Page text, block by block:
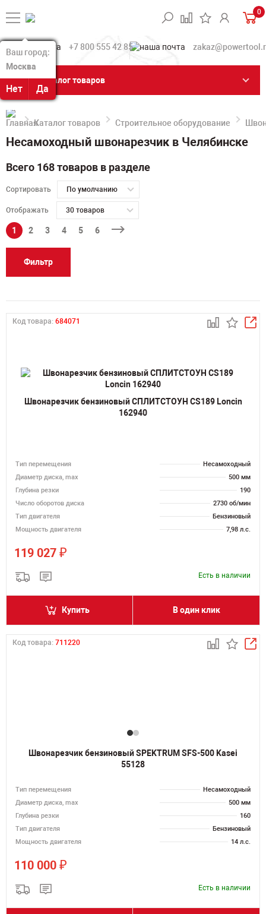
Ваш город:
Москва
Нет Да
Ваш город:
Москва
Нет Да
0
+7 800 555 42 85
Каталог товаров
Каталог товаров Строительное оборудование
Несамоходный швонарезчик в Челябинске
Всего 168 товаров в разделе
Сортировать По умолчанию
Отображать 30 товаров
1 2 3 4 5 6
Фильтр
Код товара: 684071
Швонарезчик бензиновый СПЛИТСТОУН CS189 Loncin
162940
Тип перемещения
Несамоходный
Диаметр диска, max
500 мм
Глубина резки
190
Число оборотов диска
2730 об/мин
Тип двигателя
Бензиновый
Мощность двигателя
7,98 л.с.
119 027 ₽
Есть в наличии
Купить В один клик
Код товара: 711220
Швонарезчик бензиновый SPEKTRUM SFS-500 Kasei
55128
Тип перемещения
Несамоходный
Диаметр диска, max
500 мм
Глубина резки
160
Тип двигателя
Бензиновый
Мощность двигателя
14 л.с.
110 000 ₽
Есть в наличии